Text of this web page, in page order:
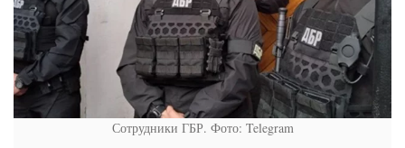
Сотрудники ГБР. Фото: Telegram